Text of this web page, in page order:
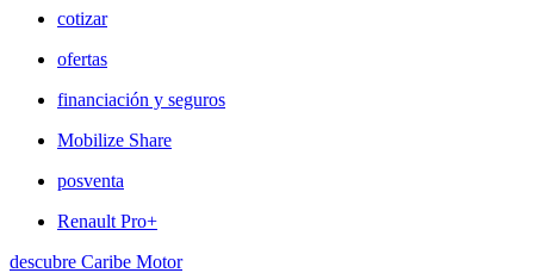
cotizar
ofertas
financiación y seguros
Mobilize Share
posventa
Renault Pro+
descubre Caribe Motor